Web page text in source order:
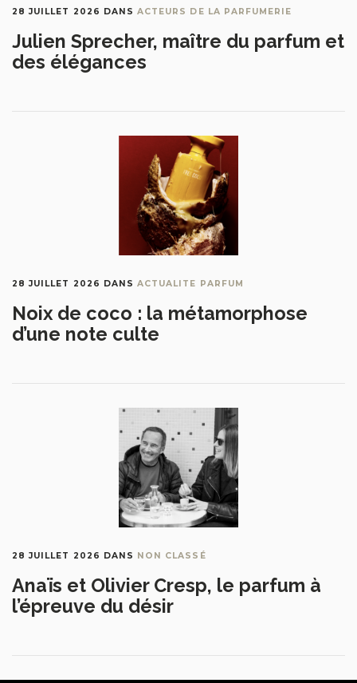
28 JUILLET 2026 DANSACTEURS DE LA PARFUMERIE
Julien Sprecher, maître du parfum et
des élégances
28 JUILLET 2026 DANSACTUALITE PARFUM
Noix de coco : la métamorphose
d’une note culte
28 JUILLET 2026 DANS NON CLASSÉ
Anaïs et Olivier Cresp, le parfum à
l’épreuve du désir